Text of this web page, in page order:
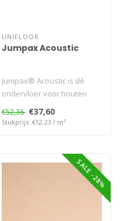
UNIFLOOR
Jumpax Acoustic
Jumpax® Acoustic is dé
ondervloer voor houten
draagvloeren, met 10 dB
geluidsr..
€52,36 €37,60
Stukprijs: €52,23 / m²
SALE -28%